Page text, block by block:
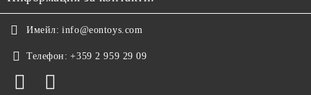
Имейл: info@eontoys.com
Телефон: +359 2 959 29 09